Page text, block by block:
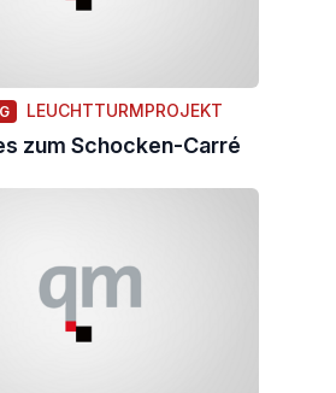
LEUCHTTURMPROJEKT
zum Schocken-Carré